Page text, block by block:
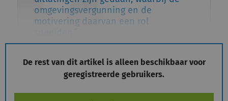
omgevingsvergunning en de
motivering daarvan een rol
De rest van dit artikel is alleen beschikbaar voor
geregistreerde gebruikers.